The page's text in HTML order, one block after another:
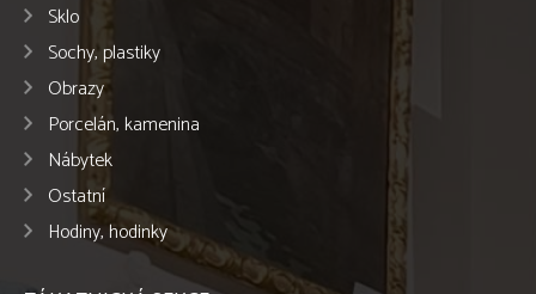
Sklo
Sochy, plastiky
Obrazy
Porcelán, kamenina
Nábytek
Ostatní
Hodiny, hodinky